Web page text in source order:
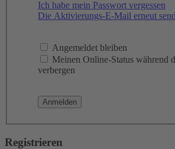
Ich habe mein Passwort vergessen
Die Aktivierungs-E-Mail erneut
Angemeldet bleiben
Meinen Online-Status während
verbergen
Registrieren